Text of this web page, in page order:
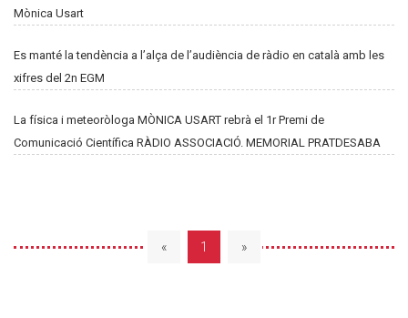
Mònica Usart
Es manté la tendència a l’alça de l’audiència de ràdio en català amb les
xifres del 2n EGM
La física i meteoròloga MÒNICA USART rebrà el 1r Premi de
Comunicació Científica RÀDIO ASSOCIACIÓ. MEMORIAL PRATDESABA
« 1 »